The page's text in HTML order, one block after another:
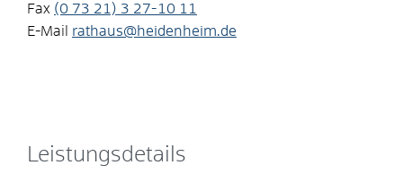
Fax (0 73 21) 3 27-10 11
E-Mail
rathaus@heidenheim.de
Leistungsdetails